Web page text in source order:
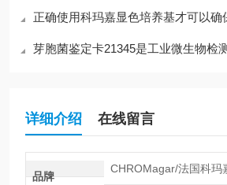
正确使用科玛嘉显色培养基才可以确保检测结
芽胞菌鉴定卡21345是工业微生物检
详细介绍 在线留言
品牌
CHROMagar/法国科玛